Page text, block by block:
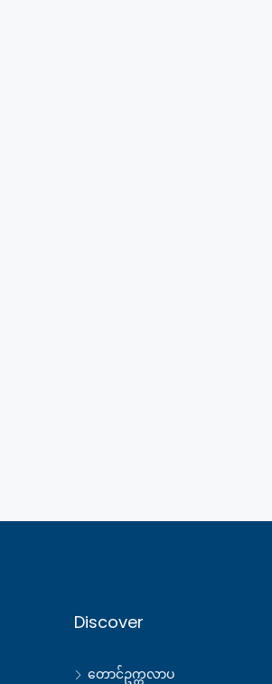
Discover
တောင်ဥက္ကလာပ